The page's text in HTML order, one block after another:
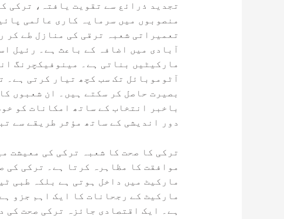
تجدید ذرائع سے تقویت یافتہ، ترکی
منصوبوں میں سرمایہ کاری عالمی
تعمیراتی شعبہ ترقی کی منازل طے کر
آبادی میں اضافہ کے باعث ہے۔ رئیل
مارکیٹیں بناتی ہے۔ مینوفیکچرنگ
آٹوموبائل تک سب کچھ تیار کرتی ہے۔
بصیرت حاصل کر سکتے ہیں۔ ان شعبوں
باخبر انتخاب کے ساتھ امکانات کو
دور اندیشی کے ساتھ مؤثر طریقے سے
ترکی کا صحت کا شعبہ ترکی کی معیشت
موافقت کا مظاہرہ کرتا ہے۔ ترکی کی
مارکیٹ میں داخل ہوتی ہے بلکہ طبی
مارکیٹ کے رجحانات کا ایک اہم جزو
ہے۔ ایک اقتصادی جائزہ ترکی صحت کی